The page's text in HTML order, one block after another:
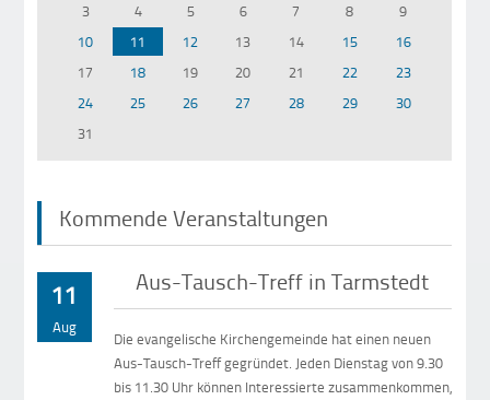
3
4 5 6 7 8
9
10
11 12 13 14 15
16
17
18 19 20 21 22
23
24
25 26 27 28 29
30
31
Kommende Veranstaltungen
11
Aug
Aus-Tausch-Treff in Tarmstedt
Die evangelische Kirchengemeinde hat einen neuen
Aus-Tausch-Treff gegründet. Jeden Dienstag von 9.30
bis 11.30 Uhr können Interessierte zusammenkommen,